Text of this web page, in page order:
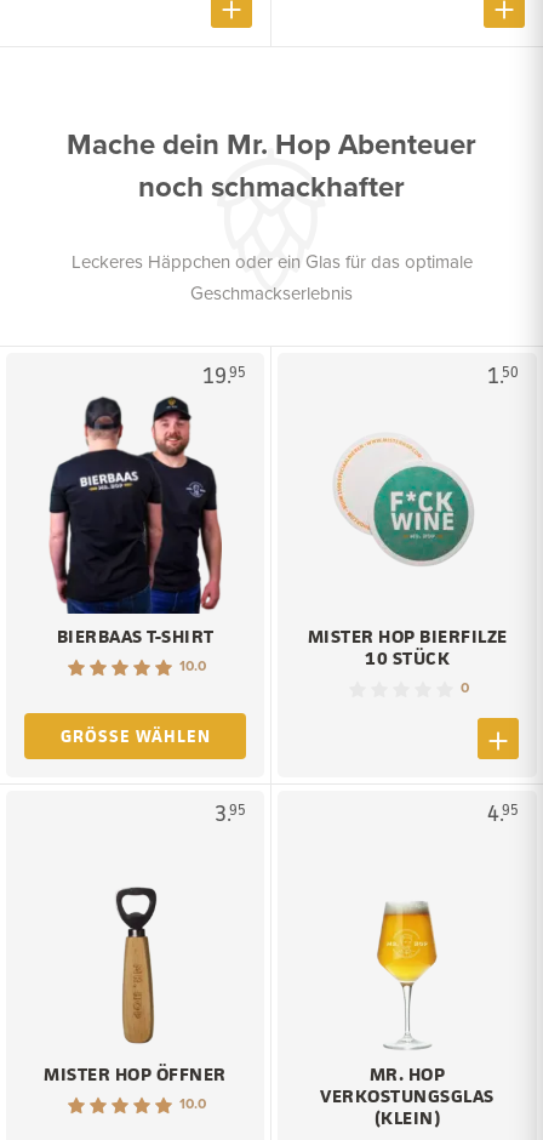
Mache dein Mr. Hop Abenteuer
noch schmackhafter
Leckeres Häppchen oder ein Glas für das optimale
Geschmackserlebnis
19.95
BIERBAAS T-SHIRT
10.0
GRÖSSE WÄHLEN
1.50
MISTER HOP BIERFILZE
10 STÜCK
0
3.95
MISTER HOP ÖFFNER
10.0
4.95
MR. HOP
VERKOSTUNGSGLAS
(KLEIN)